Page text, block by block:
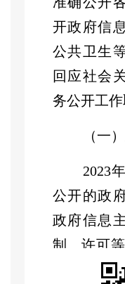
开政府信
公共卫生
回应社会
务公开工作
（一
2023
公开的政
政府信息
制、许可
山子区人